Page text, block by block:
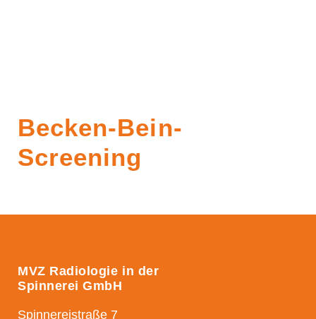
Becken-Bein-
Screening
MVZ Radiologie in der
Spinnerei GmbH
Spinnereistraße 7